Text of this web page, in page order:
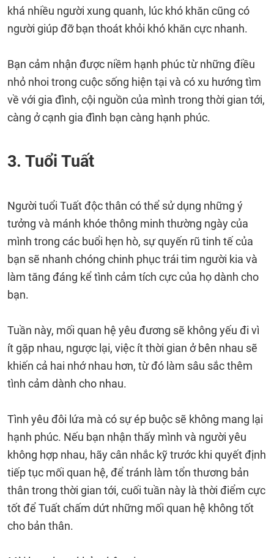
khá nhiều người xung quanh, lúc khó khăn cũng có
người giúp đỡ bạn thoát khỏi khó khăn cực nhanh.
Bạn cảm nhận được niềm hạnh phúc từ những điều
nhỏ nhoi trong cuộc sống hiện tại và có xu hướng tìm
về với gia đình, cội nguồn của mình trong thời gian tới,
càng ở cạnh gia đình bạn càng hạnh phúc.
3. Tuổi Tuất
Người tuổi Tuất độc thân có thể sử dụng những ý
tưởng và mánh khóe thông minh thường ngày của
mình trong các buổi hẹn hò, sự quyến rũ tinh tế của
bạn sẽ nhanh chóng chinh phục trái tim người kia và
làm tăng đáng kể tình cảm tích cực của họ dành cho
bạn.
Tuần này, mối quan hệ yêu đương sẽ không yếu đi vì
ít gặp nhau, ngược lại, việc ít thời gian ở bên nhau sẽ
khiến cả hai nhớ nhau hơn, từ đó làm sâu sắc thêm
tình cảm dành cho nhau.
Tình yêu đôi lứa mà có sự ép buộc sẽ không mang lại
hạnh phúc. Nếu bạn nhận thấy mình và người yêu
không hợp nhau, hãy cân nhắc kỹ trước khi quyết định
tiếp tục mối quan hệ, để tránh làm tổn thương bản
thân trong thời gian tới, cuối tuần này là thời điểm cực
tốt để Tuất chấm dứt những mối quan hệ không tốt
cho bản thân.